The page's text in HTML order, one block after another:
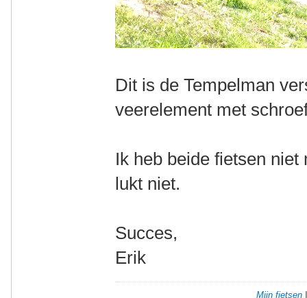
Dit is de Tempelman
veerelement met
Ik heb beide fietsen
lukt niet.
Succes,
Erik
Mijn fietsen